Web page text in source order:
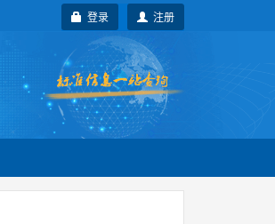
注册
登录